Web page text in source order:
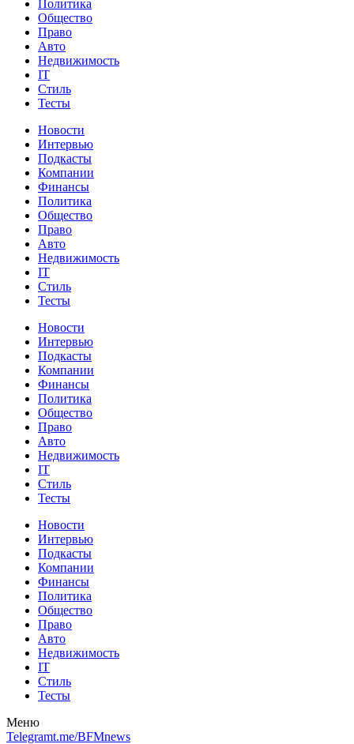
Политика
Общество
Право
Авто
Недвижимость
IT
Стиль
Тесты
Новости
Интервью
Подкасты
Компании
Финансы
Политика
Общество
Право
Авто
Недвижимость
IT
Стиль
Тесты
Новости
Интервью
Подкасты
Компании
Финансы
Политика
Общество
Право
Авто
Недвижимость
IT
Стиль
Тесты
Новости
Интервью
Подкасты
Компании
Финансы
Политика
Общество
Право
Авто
Недвижимость
IT
Стиль
Тесты
Меню
Telegramt.me/BFMnews